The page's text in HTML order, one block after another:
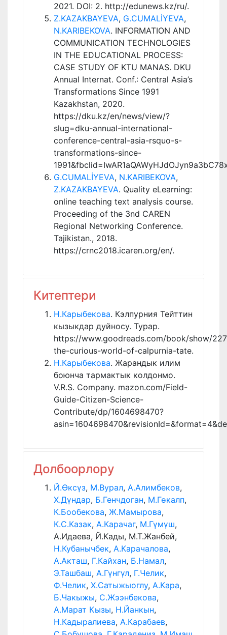
2021. DOI: 2. http://edunews.kz/ru/.
Z.KAZAKBAYEVA, G.CUMALİYEVA,
N.KARIBEKOVA. INFORMATION AND
COMMUNICATION TECHNOLOGIES
IN THE EDUCATIONAL PROCESS:
CASE STUDY OF KTU MANAS. DKU
Annual Internat. Conf.: Central Asia’s
Transformations Since 1991
Kazakhstan, 2020.
https://dku.kz/en/news/view/?
slug=dku-annual-international-
conference-central-asia-rsquo-s-
transformations-since-
G.CUMALİYEVA, N.KARIBEKOVA,
Z.KAZAKBAYEVA. Quality eLearning:
online teaching text analysis course.
Proceeding of the 3nd CAREN
Regional Networking Conference.
Tajikistan., 2018.
https://crnc2018.icaren.org/en/.
Китептери
Н.Карыбекова. Кэлпурния Тейттин
кызыкдар дуйносу. Турар.
https://www.goodreads.com/book/show/
the-curious-world-of-calpurnia-tate.
Н.Карыбекова. Жарандык илим
боюнча тармактык колдонмо.
V.R.S. Company. mazon.com/Field-
Guide-Citizen-Science-
Contribute/dp/1604698470?
Долбоорлору
Й.Өксүз, М.Вурал, А.Алимбеков,
Х.Дүндар, Б.Генчдоган, М.Гөкалп,
К.Бообекова, Ж.Мамырова,
К.С.Казак, А.Карачаг, М.Гүмүш,
А.Идаева, Й.Кады, М.Т.Жанбей,
Н.Кубанычбек, А.Карачалова,
А.Акташ, Г.Кайхан, Б.Намал,
Э.Ташбаш, А.Гүнгүл, Г.Челик,
Ф.Челик, Х.Сатыжыоглу, А.Кара,
Б.Чакыжы, С.Жээнбекова,
А.Марат Кызы, Н.Йанкын,
Н.Кадыралиева, А.Карабаев,